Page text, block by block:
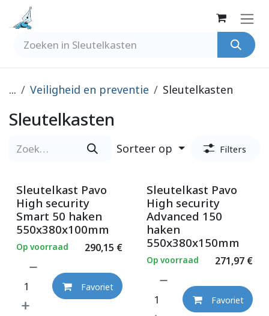
Overslaan naar inhoud
... Veiligheid en preventie Sleutelkasten
Sleutelkasten
Sorteer op Filters
Sleutelkast Pavo
High security
Smart 50 haken
550x380x100mm
290,15 €
Op voorraad
Favoriet
Sleutelkast Pavo
High security
Advanced 150
haken
550x380x150mm
271,97€
Op voorraad
Favoriet